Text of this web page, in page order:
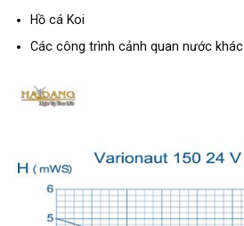
Hồ cá Koi
Các công trình cảnh quan nước khác